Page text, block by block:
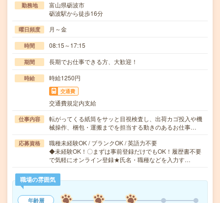
勤務地
富山県砺波市
砺波駅から徒歩16分
曜日頻度 月～金
時間 08:15～17:15
期間 長期でお仕事できる方、大歓迎！
時給 時給1250円
交通費
交通費規定内支給
仕事内容
転がってくる紙筒をサッと目視検査し、出荷カゴ投入や機
械操作、梱包・運搬までを担当する動きのあるお仕事…
応募資格
職種未経験OK / ブランクOK / 英語力不要
◆未経験OK！〇まずは事前登録だけでもOK！履歴書不要
で気軽にオンライン登録★氏名・職種などを入力す…
職場の雰囲気
年齢層